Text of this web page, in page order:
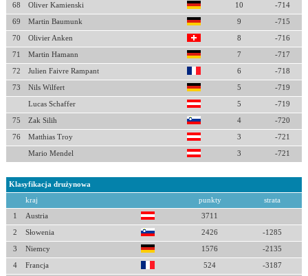
68 Oliver Kamienski 10 -714
69 Martin Baumunk 9 -715
70 Olivier Anken 8 -716
71 Martin Hamann 7 -717
72 Julien Faivre Rampant 6 -718
73 Nils Wilfert 5 -719
Lucas Schaffer 5 -719
75 Zak Silih 4 -720
76 Matthias Troy 3 -721
Mario Mendel 3 -721
Klasyfikacja drużynowa
kraj punkty strata
1 Austria 3711
2 Słowenia 2426 -1285
3 Niemcy 1576 -2135
4 Francja 524 -3187